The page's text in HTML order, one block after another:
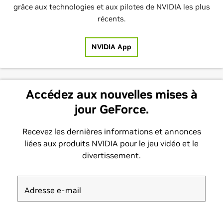
grâce aux technologies et aux pilotes de NVIDIA les plus
récents.
NVIDIA App